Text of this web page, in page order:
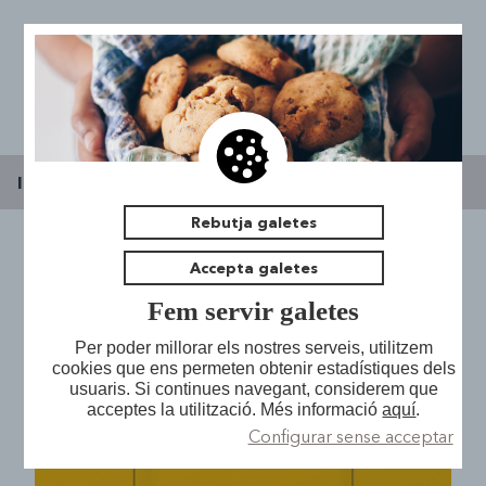
Notícies
Pla Local Joventut
Espai de Trobada
Sales Taller
Oficina d'Assessorament Jove
Inici Espai jove l'Escorxador |
FESTA MAJOR
2016
Rebutja galetes
Accepta galetes
Fem servir galetes
Per poder millorar els nostres serveis, utilitzem
cookies que ens permeten obtenir estadístiques dels
usuaris. Si continues navegant, considerem que
acceptes la utilització. Més informacióaquí.
Configurar sense acceptar